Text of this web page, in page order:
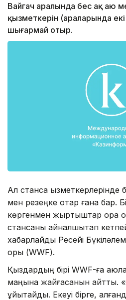
Вайгач аралында бес ақ аю
қызметкерін (араларында
шығармай отыр.
Ал станса
мен резеңке оқтар ғана бар.
көргенмен жыртқыштар қорқа
стансаны айналшықтап
хабарлайды Ресейі
қоры (WWF).
Қыздардың бірі WWF-ға
маңына жайғасқанын айтты.
ұйықтайды. Екеуі бірге,